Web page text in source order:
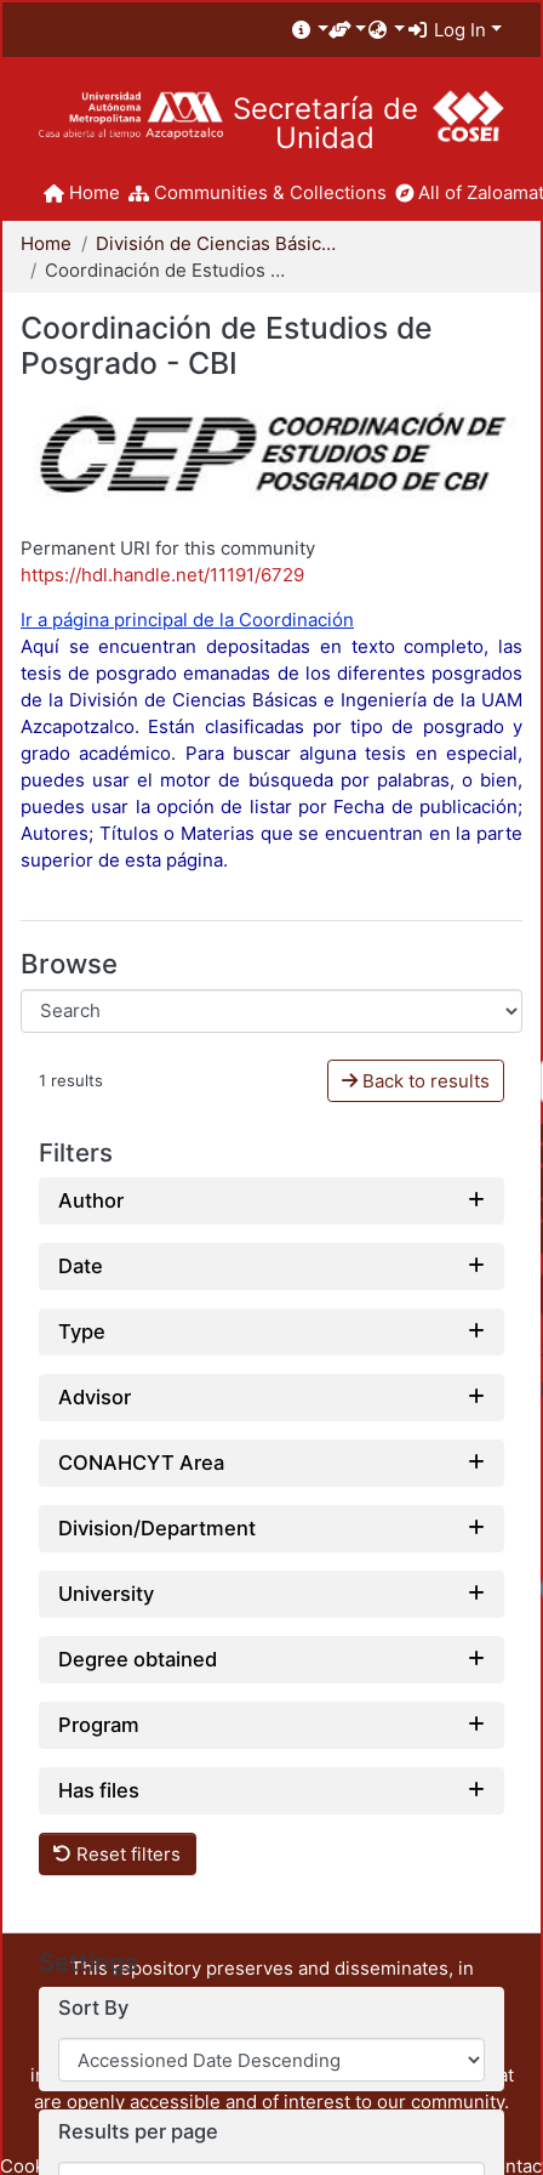
Log In
Secretaría de
Unidad
Home Communities & Collections All of
Home
División de Ciencias Básicas e Ingeniería
Coordinación de Estudios de Posgrado - CBI
Coordinación de Estudios de
Posgrado - CBI
Permanent URI for this community
https://hdl.handle.net/11191/6729
Ir a página principal de la Coordinación
Aquí se encuentran depositadas en texto completo, las
tesis de posgrado emanadas de los diferentes posgrados
de la División de Ciencias Básicas e Ingeniería de la UAM
Azcapotzalco. Están clasificadas por tipo de posgrado y
grado académico. Para buscar alguna tesis en especial,
puedes usar el motor de búsqueda por palabras, o bien,
puedes usar la opción de listar por Fecha de publicación;
Autores; Títulos o Materias que se encuentran en la parte
superior de esta página.
Browse
1 results Back to results
Filters
Author
Date
Type
Advisor
CONAHCYT Area
Division/Department
University
Degree obtained
Program
Has files
Reset filters
Settings
Sort By
Results per page
This repository preserves and disseminates, in
unrestricted open access, the teaching and research
output of UAM Azcapotzalco. It also includes some
administrative and graphic documents from the
institution, as well as content from other institutions that
are openly accessible and of interest to our community.
Cookie Privacy End User Send